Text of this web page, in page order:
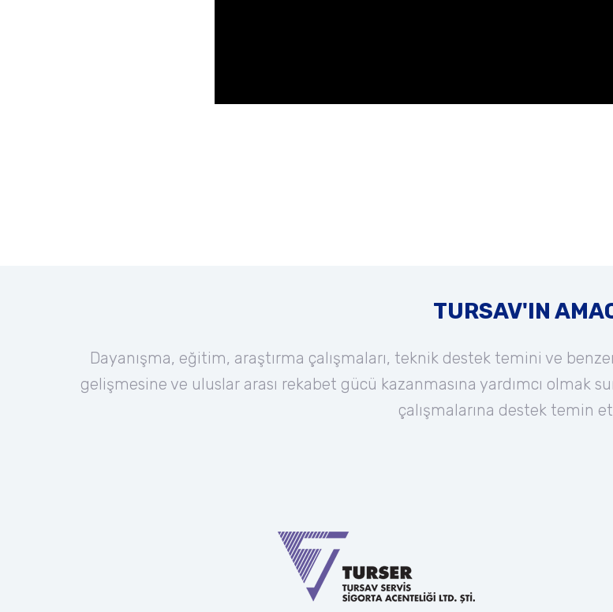
TURSAV'IN
Dayanışma, eğitim, araştırma çalışmaları, teknik destek temini ve
gelişmesine ve uluslar arası rekabet gücü kazanmasına yardımcı olmak
çalışmalarına destek temin